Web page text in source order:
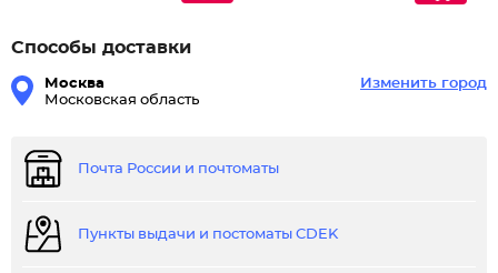
Способы доставки
Москва
Московская область
Изменить город
Почта России и почтоматы
Пункты выдачи и постоматы CDEK